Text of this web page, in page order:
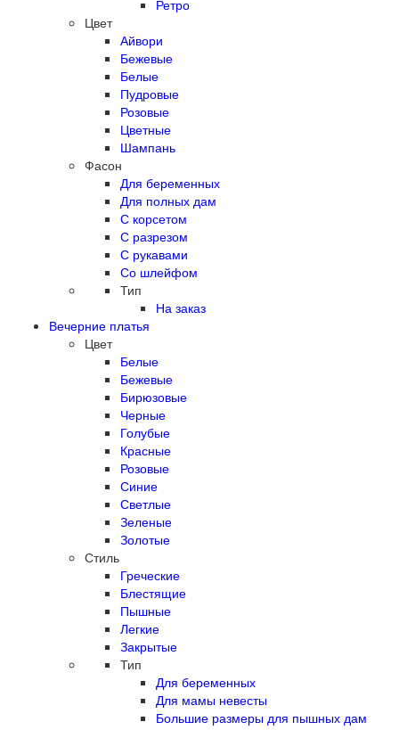
Ретро
Цвет
Айвори
Бежевые
Белые
Пудровые
Розовые
Цветные
Шампань
Фасон
Для беременных
Для полных дам
С корсетом
С разрезом
С рукавами
Со шлейфом
Тип
На заказ
Вечерние платья
Цвет
Белые
Бежевые
Бирюзовые
Черные
Голубые
Красные
Розовые
Синие
Светлые
Зеленые
Золотые
Стиль
Греческие
Блестящие
Пышные
Легкие
Закрытые
Тип
Для беременных
Для мамы невесты
Большие размеры для пышных дам